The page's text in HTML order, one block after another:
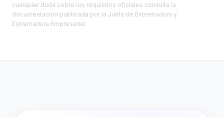
cualquier duda sobre los requisitos oficiales consulta la
documentación publicada por la Junta de Extremadura y
Extremadura Empresarial.